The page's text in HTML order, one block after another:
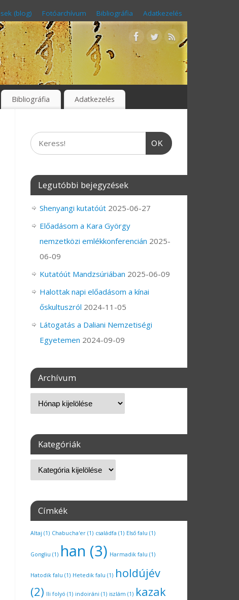
(blog) Fotóarchívum Bibliográfia Adatkezelés
Bibliográfia Adatkezelés
OK
Legutóbbi bejegyzések
Shenyangi kutatóút 2025-06-27
Előadásom a Kara György
nemzetközi emlékkonferencián 2025-
06-09
Kutatóút Mandzsúriában 2025-06-09
Halottak napi előadásom a kínai
őskultuszról 2024-11-05
Látogatás a Daliani Nemzetiségi
Egyetemen 2024-09-09
Archívum
Kategóriák
Címkék
Altaj (1) Chabucha'er (1) családfa (1) Első falu (1)
Gongliu (1) han (3) Harmadik falu (1)
Hatodik falu (1) Hetedik falu (1) holdújév
(2) Ili folyó (1) indoiráni (1) iszlám (1) kazak